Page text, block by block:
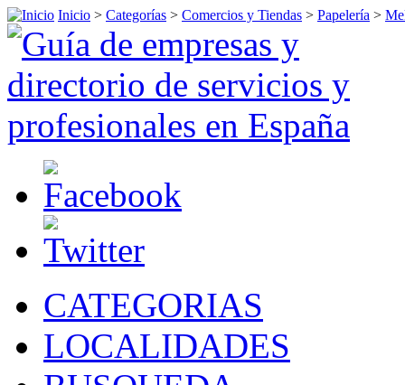
Inicio > Categorías > Comercios y Tiendas > Papelería >
CATEGORIAS
LOCALIDADES